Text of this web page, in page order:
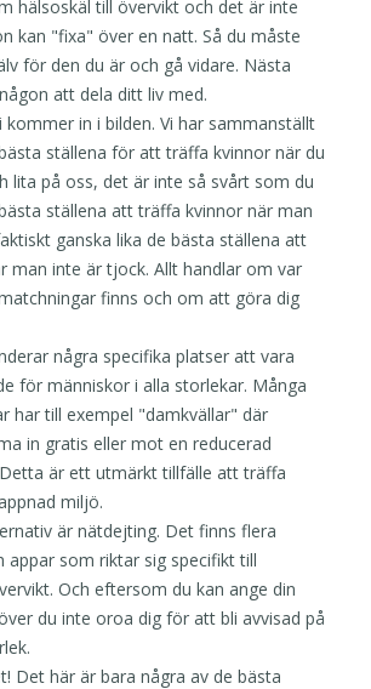
hälsoskäl till övervikt och det är inte
kan "fixa" över en natt. Så du måste
för den du är och gå vidare. Nästa
att dela ditt liv med.
kommer in i bilden. Vi har sammanställt
ställena för att träffa kvinnor när du
lita på oss, det är inte så svårt som du
ställena att träffa kvinnor när man
ganska lika de bästa ställena att
man inte är tjock. Allt handlar om var
finns och om att göra dig
några specifika platser att vara
för människor i alla storlekar. Många
har till exempel "damkvällar" där
in gratis eller mot en reducerad
är ett utmärkt tillfälle att träffa
miljö.
är nätdejting. Det finns flera
appar som riktar sig specifikt till
Och eftersom du kan ange din
du inte oroa dig för att bli avvisad på
Det här är bara några av de bästa